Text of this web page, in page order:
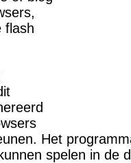
flash
Het
spelen in de